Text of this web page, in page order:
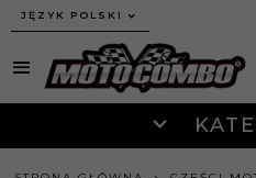
JĘZYK POLSKI